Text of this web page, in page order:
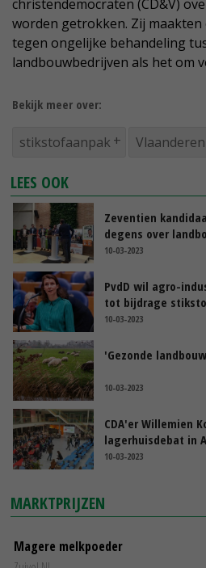
christendemocraten (CD&V)
worden getrokken. Zij
tegen ongelijke behandeling
landbouwbedrijven als het om
Bekijk meer over:
stikstofaanpak Vlaanderen
LEES OOK
Zeventien
degens over
10-03-2023
PvdD wil agro-
tot bijdrage
10-03-2023
'Gezonde
10-03-2023
CDA'er Willemien
lagerhuisdebat in
10-03-2023
MARKTPRIJZEN
Magere melkpoeder